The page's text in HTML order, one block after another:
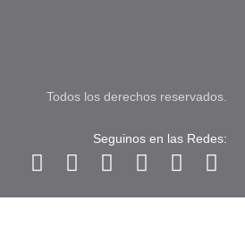
Todos los derechos reservados.
Seguinos en las Redes:
F
a
c
I
n
s
T
w
i
L
i
n
Y
o
u
W
h
a